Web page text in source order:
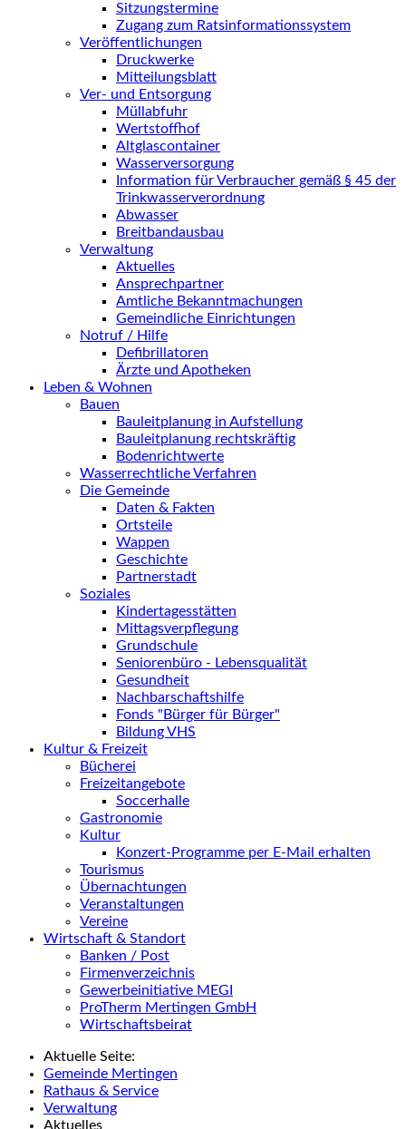
Sitzungstermine
Zugang zum Ratsinformationssystem
Veröffentlichungen
Druckwerke
Mitteilungsblatt
Ver- und Entsorgung
Müllabfuhr
Wertstoffhof
Altglascontainer
Wasserversorgung
Information für Verbraucher gemäß § 45 der
Trinkwasserverordnung
Abwasser
Breitbandausbau
Verwaltung
Aktuelles
Ansprechpartner
Amtliche Bekanntmachungen
Gemeindliche Einrichtungen
Notruf / Hilfe
Defibrillatoren
Ärzte und Apotheken
Leben & Wohnen
Bauen
Bauleitplanung in Aufstellung
Bauleitplanung rechtskräftig
Bodenrichtwerte
Wasserrechtliche Verfahren
Die Gemeinde
Daten & Fakten
Ortsteile
Wappen
Geschichte
Partnerstadt
Soziales
Kindertagesstätten
Mittagsverpflegung
Grundschule
Seniorenbüro - Lebensqualität
Gesundheit
Nachbarschaftshilfe
Fonds "Bürger für Bürger"
Bildung VHS
Kultur & Freizeit
Bücherei
Freizeitangebote
Soccerhalle
Gastronomie
Kultur
Konzert-Programme per E-Mail erhalten
Tourismus
Übernachtungen
Veranstaltungen
Vereine
Wirtschaft & Standort
Banken / Post
Firmenverzeichnis
Gewerbeinitiative MEGI
ProTherm Mertingen GmbH
Wirtschaftsbeirat
Aktuelle Seite:
Gemeinde Mertingen
Rathaus & Service
Verwaltung
Aktuelles